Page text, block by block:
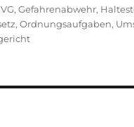
,Gefahrenabwehr,
,Ordnungsaufgaben,